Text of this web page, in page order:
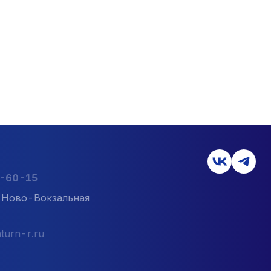
60-15
Ново-Вокзальная
r.ru